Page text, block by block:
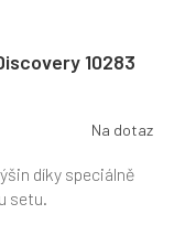
10283
Na dotaz
díky speciálně
setu.